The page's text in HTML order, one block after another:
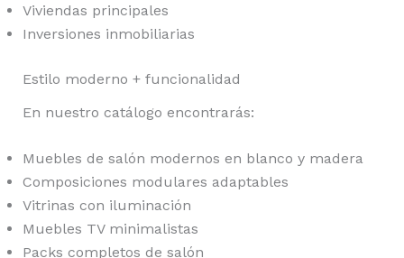
Viviendas principales
Inversiones inmobiliarias
Estilo moderno + funcionalidad
En nuestro catálogo encontrarás:
Muebles de salón modernos en blanco y madera
Composiciones modulares adaptables
Vitrinas con iluminación
Muebles TV minimalistas
Packs completos de salón